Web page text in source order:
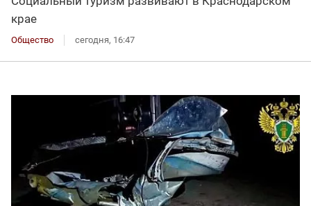
крае
Общество сегодня, 16:47